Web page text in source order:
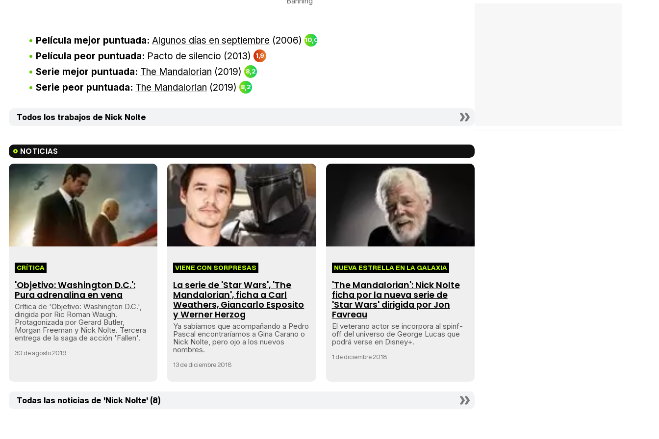
Película mejor puntuada: Algunos días en septiembre (2006) 10,0
Película peor puntuada: Pacto de silencio (2013) 1,9
Serie mejor puntuada: The Mandalorian (2019) 8,2
Serie peor puntuada: The Mandalorian (2019) 8,2
Todos los trabajos de Nick Nolte
NOTICIAS
CRÍTICA
'Objetivo: Washington D.C.':
Pura adrenalina en vena
Crítica de 'Objetivo: Washington D.C.',
dirigida por Ric Roman Waugh.
Protagonizada por Gerard Butler,
Morgan Freeman y Nick Nolte. Tercera
entrega de la saga de acción 'Fallen'.
30 de agosto 2019
VIENE CON SORPRESAS
La serie de 'Star Wars', 'The
Mandalorian', ficha a Carl
Weathers, Giancarlo Esposito
y Werner Herzog
Ya sabíamos que acompañando a Pedro
Pascal encontraríamos a Gina Carano o
Nick Nolte, pero ojo a los nuevos
nombres.
13 de diciembre 2018
NUEVA ESTRELLA EN LA GALAXIA
'The Mandalorian': Nick Nolte
ficha por la nueva serie de
'Star Wars' dirigida por Jon
Favreau
El veterano actor se incorpora al spinf-
off del universo de George Lucas que
podrá verse en Disney+.
1 de diciembre 2018
Todas las noticias de 'Nick Nolte' (8)